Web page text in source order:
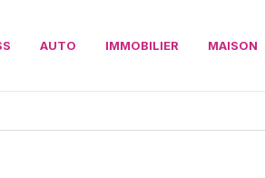
AUTO IMMOBILIER MAISON